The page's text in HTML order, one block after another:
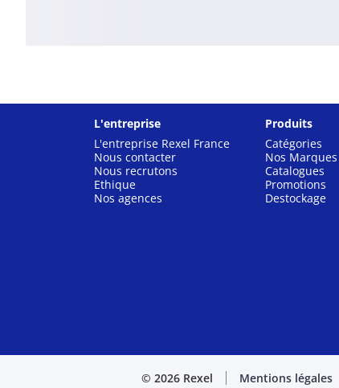
L'entreprise
L'entreprise Rexel France
Nous contacter
Nous recrutons
Ethique
Nos agences
Produits
Catégories
Nos Marques
Catalogues
Promotions
Destockage
© 2026 Rexel Mentions légales